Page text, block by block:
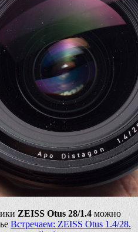
ZEISS Otus 28/1.4 можно
Встречаем: ZEISS Otus 1.4/28.